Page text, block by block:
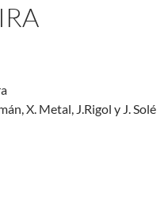
X. Metal, J.Rigol y J. Solé